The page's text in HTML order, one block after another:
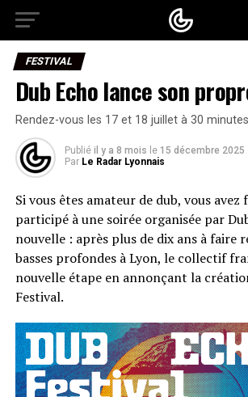
FESTIVAL
Dub Echo lance son
Rendez-vous les 17 et 18 juillet à 30
Publié il y a 8 mois le 15 décembre 2025
Par Le Radar Lyonnais
Si vous êtes amateur de dub, vous
participé à une soirée organisée par
nouvelle : après plus de dix ans à faire
basses profondes à Lyon, le collectif
nouvelle étape en annonçant la
Festival.